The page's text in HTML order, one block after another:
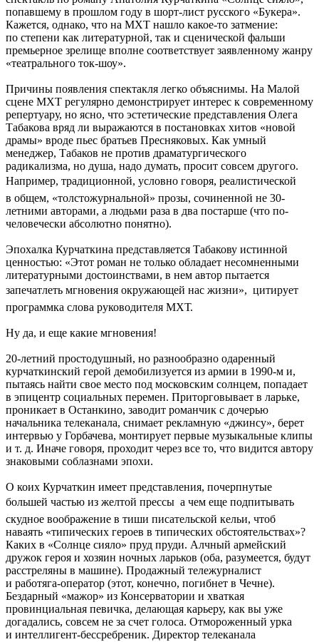
попавшему в прошлом году в шорт-лист русского «Букера».
Кажется, однако, что на МХТ нашло какое-то затмение:
по степени как литературной, так и сценической фальши
премьерное зрелище вполне соответствует заявленному жанру
«театрального ток-шоу».
Причины появления спектакля легко объяснимы. На Малой
сцене МХТ регулярно демонстрирует интерес к современному
репертуару, но ясно, что эстетические представления Олега
Табакова вряд ли выражаются в постановках хитов «новой
драмы» вроде пьес братьев Пресняковых. Как умный
менеджер, Табаков не против драматургического
радикализма, но душа, надо думать, просит совсем другого.
Например, традиционной, условно говоря, реалистической 
в общем, «толстожурнальной» прозы, сочиненной не 30-
летними авторами, а людьми раза в два постарше (что по-
человечески абсолютно понятно).
Эпохалка Курчаткина представляется Табакову истинной
ценностью: «Этот роман не только обладает несомненными
литературными достоинствами, в нем автор пытается
запечатлеть мгновения окружающей нас жизни»,  цитирует
программка слова руководителя МХТ.
Ну да, и еще какие мгновения!
20-летний простодушный, но разнообразно одаренный
курчаткинский герой демобилизуется из армии в 1990-м и,
пытаясь найти свое место под московским солнцем, попадает
в эпицентр социальных перемен. Приторговывает в ларьке,
проникает в Останкино, заводит романчик с дочерью
начальника телеканала, снимает рекламную «джинсу», берет
интервью у Горбачева, монтирует первые музыкальные клипы
и т. д. Иначе говоря, проходит через все то, что видится автору
знаковыми соблазнами эпохи.
О коих Курчаткин имеет представления, почерпнутые
большей частью из желтой прессы  а чем еще подпитывать
скудное воображение в тиши писательской кельи, чтоб
наваять «типических героев в типических обстоятельствах»?
Каких в «Солнце сияло» пруд пруди. Алчный армейский
дружок героя и хозяин ночных ларьков (оба, разумеется, будут
расстреляны в машине). Продажный тележурналист
и работяга-оператор (этот, конечно, погибнет в Чечне).
Бездарный «мажор» из Консерватории и хваткая
провинциальная певичка, делающая карьеру, как вы уже
догадались, совсем не за счет голоса. Отмороженный урка
и интеллигент-бессребреник. Директор телеканала